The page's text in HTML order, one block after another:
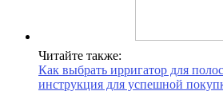
Читайте также:
Как выбрать ирригатор для
инструкция для успешной